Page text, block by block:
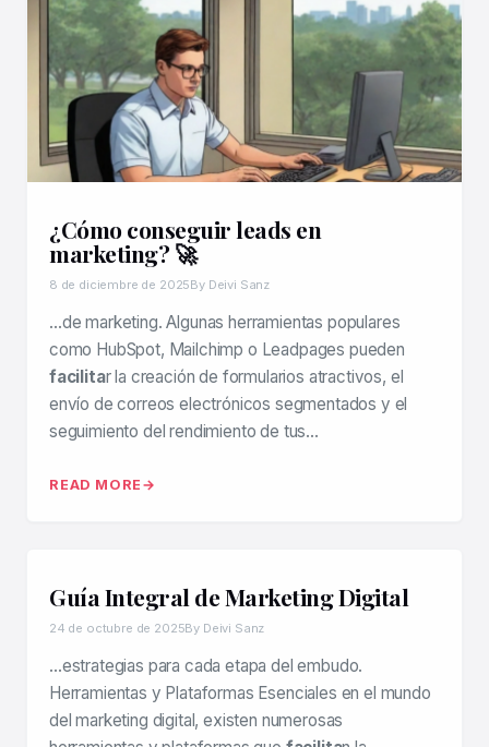
¿Cómo conseguir leads en
marketing? 🚀
8 de diciembre de 2025By Deivi Sanz
…de marketing. Algunas herramientas populares
como HubSpot, Mailchimp o Leadpages pueden
facilitar la creación de formularios atractivos, el
envío de correos electrónicos segmentados y el
seguimiento del rendimiento de tus…
READ MORE
Guía Integral de Marketing Digital
24 de octubre de 2025By Deivi Sanz
…estrategias para cada etapa del embudo.
Herramientas y Plataformas Esenciales en el mundo
del marketing digital, existen numerosas